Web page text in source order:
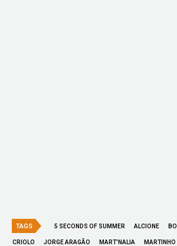
TAGS 5 SECONDS OF SUMMER ALCIONE
CRIOLO JORGE ARAGÃO MART'NALIA MARTINHO